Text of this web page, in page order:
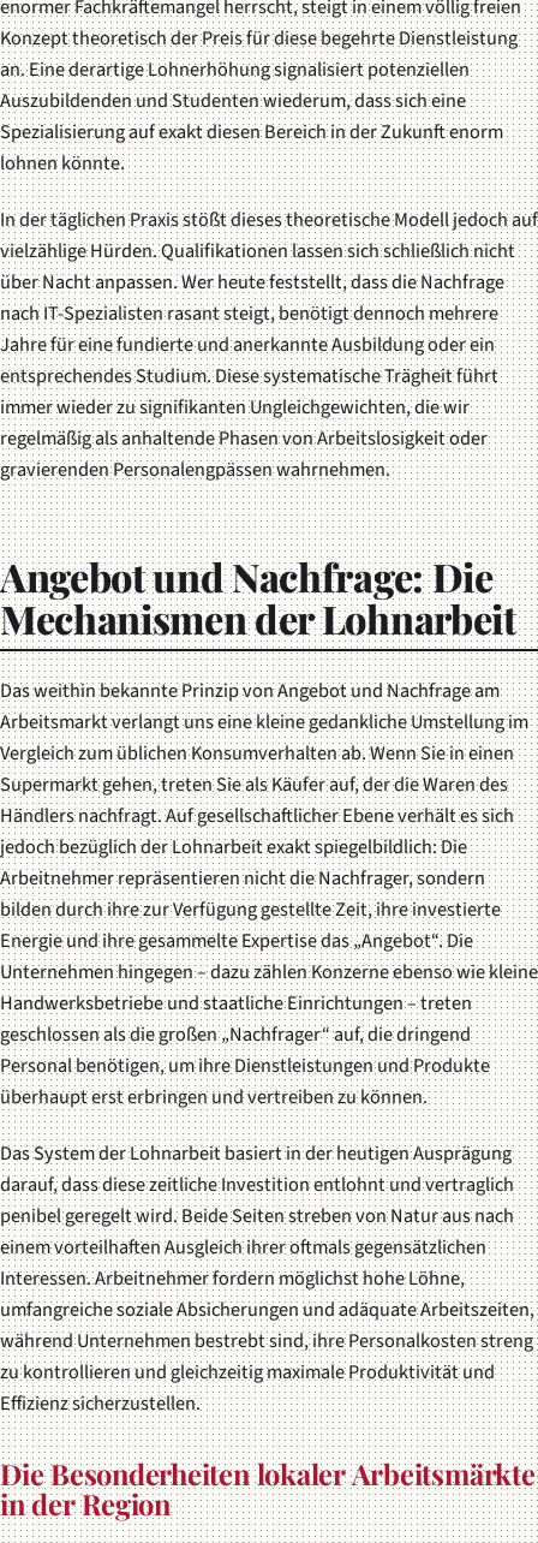
enormer Fachkräftemangel herrscht, steigt in einem völlig freien
Konzept theoretisch der Preis für diese begehrte Dienstleistung
an. Eine derartige Lohnerhöhung signalisiert potenziellen
Auszubildenden und Studenten wiederum, dass sich eine
Spezialisierung auf exakt diesen Bereich in der Zukunft enorm
lohnen könnte.
In der täglichen Praxis stößt dieses theoretische Modell jedoch auf
vielzählige Hürden. Qualifikationen lassen sich schließlich nicht
über Nacht anpassen. Wer heute feststellt, dass die Nachfrage
nach IT-Spezialisten rasant steigt, benötigt dennoch mehrere
Jahre für eine fundierte und anerkannte Ausbildung oder ein
entsprechendes Studium. Diese systematische Trägheit führt
immer wieder zu signifikanten Ungleichgewichten, die wir
regelmäßig als anhaltende Phasen von Arbeitslosigkeit oder
gravierenden Personalengpässen wahrnehmen.
Angebot und Nachfrage: Die
Mechanismen der Lohnarbeit
Das weithin bekannte Prinzip von Angebot und Nachfrage am
Arbeitsmarkt verlangt uns eine kleine gedankliche Umstellung im
Vergleich zum üblichen Konsumverhalten ab. Wenn Sie in einen
Supermarkt gehen, treten Sie als Käufer auf, der die Waren des
Händlers nachfragt. Auf gesellschaftlicher Ebene verhält es sich
jedoch bezüglich der Lohnarbeit exakt spiegelbildlich: Die
Arbeitnehmer repräsentieren nicht die Nachfrager, sondern
bilden durch ihre zur Verfügung gestellte Zeit, ihre investierte
Energie und ihre gesammelte Expertise das „Angebot“. Die
Unternehmen hingegen – dazu zählen Konzerne ebenso wie kleine
Handwerksbetriebe und staatliche Einrichtungen – treten
geschlossen als die großen „Nachfrager“ auf, die dringend
Personal benötigen, um ihre Dienstleistungen und Produkte
überhaupt erst erbringen und vertreiben zu können.
Das System der Lohnarbeit basiert in der heutigen Ausprägung
darauf, dass diese zeitliche Investition entlohnt und vertraglich
penibel geregelt wird. Beide Seiten streben von Natur aus nach
einem vorteilhaften Ausgleich ihrer oftmals gegensätzlichen
Interessen. Arbeitnehmer fordern möglichst hohe Löhne,
umfangreiche soziale Absicherungen und adäquate Arbeitszeiten,
während Unternehmen bestrebt sind, ihre Personalkosten streng
zu kontrollieren und gleichzeitig maximale Produktivität und
Effizienz sicherzustellen.
Die Besonderheiten lokaler Arbeitsmärkte
in der Region